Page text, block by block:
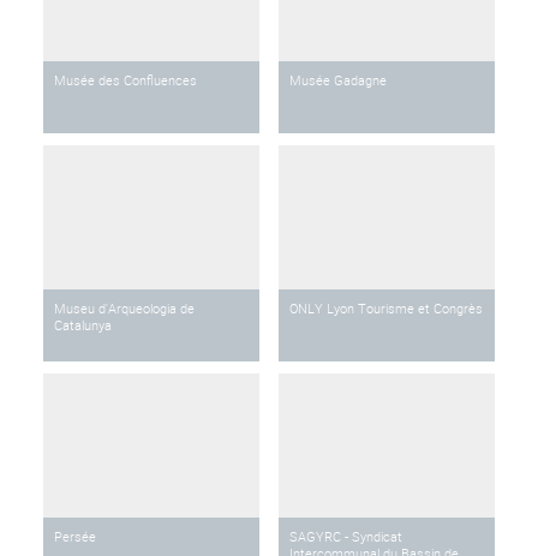
Musée des Confluences Musée Gadagne
Museu d'Arqueologia de
Catalunya
ONLY Lyon Tourisme et Congrès
Persée
SAGYRC - Syndicat